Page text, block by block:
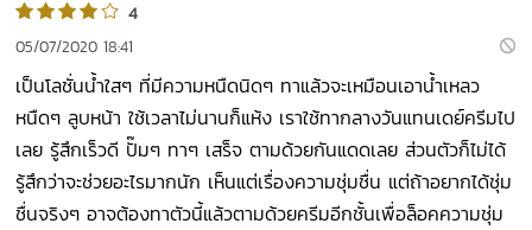
4
05/07/2020 18:41
เป็นโลชั่นน้ำใสๆ ที่มีความหนืดนิดๆ ทาแล้วจะเหมือนเอาน้ำเหลว
หนืดๆ ลูบหน้า ใช้เวลาไม่นานก็แห้ง เราใช้ทากลางวันแทนเดย์ครีมไป
เลย รู้สึกเร็วดี ปั๊มๆ ทาๆ เสร็จ ตามด้วยกันแดดเลย ส่วนตัวก็ไม่ได้
รู้สึกว่าจะช่วยอะไรมากนัก เห็นแต่เรื่องความชุ่มชื่น แต่ถ้าอยากได้ชุ่ม
ชื่นจริงๆ อาจต้องทาตัวนี้แล้วตามด้วยครีมอีกชั้นเพื่อล็อคความชุ่ม